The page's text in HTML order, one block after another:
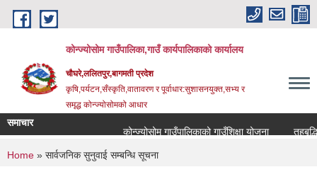
Skip to main content
कोन्ज्योसोम गाउँपालिका,गाउँ कार्यपालिकाको कार्यालय
चौघरे,ललितपुर,बागमती प्रदेश
कृषि,पर्यटन,सँस्कृति,वातावरण र पूर्वाधार:सुशासनयुक्त,सभ्य र
समृद्ध कोन्ज्योसोमको आधार
समाचार
कोन्ज्योसोम गाउँपालिकाको गाउँशिक्षा योजना
You are here
Home » सार्वजनिक सुनुवाई सम्बन्धि सूचना